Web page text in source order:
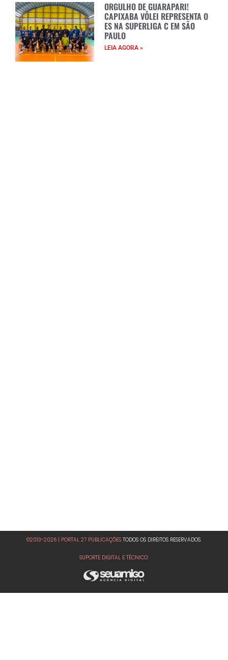
ORGULHO DE GUARAPARI!
CAPIXABA VÔLEI REPRESENTA O
ES NA SUPERLIGA C EM SÃO
PAULO
LEIA AGORA »
©2013-2026 | PORTAL 27 PUBLICAÇÕES TODOS OS DIREITOS RESERVADOS.
SUPORTE DIGITAL E TÉCNICO: